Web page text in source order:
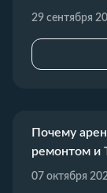
29 сентября
Почему
ремонтом и
07 октября